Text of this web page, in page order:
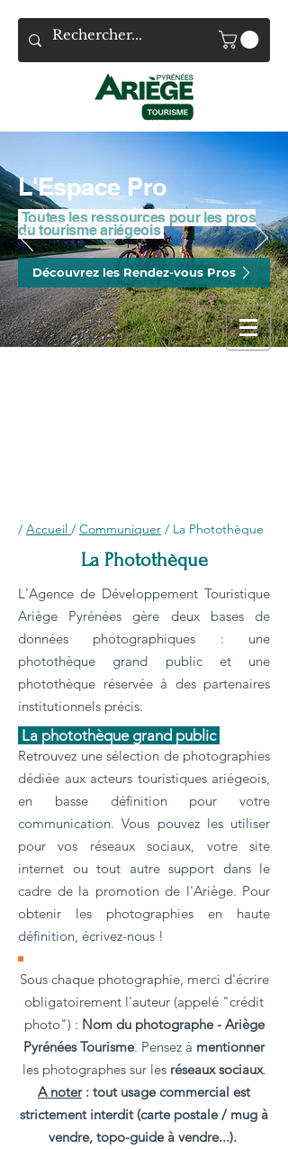
L'Espace Pro
Toutes les ressources pour les pros
du tourisme ariégeois
Découvrez les Rendez-vous Pros
/ Accueil / Communiquer / La Photothèque
La Photothèque
L'Agence de Développement Touristique
Ariège Pyrénées gère deux bases de
données photographiques : une
photothèque grand public et une
photothèque réservée à des partenaires
institutionnels précis.
La photothèque grand public
Retrouvez une sélection de photographies
dédiée aux acteurs touristiques ariégeois,
en basse définition pour votre
communication. Vous pouvez les utiliser
pour vos réseaux sociaux, votre site
internet ou tout autre support dans le
cadre de la promotion de l'Ariège. Pour
obtenir les photographies en haute
définition, écrivez-nous !
Sous chaque photographie, merci d'écrire
obligatoirement l'auteur (appelé "crédit
photo") : Nom du photographe - Ariège
Pyrénées Tourisme. Pensez à mentionner
les photographes sur les réseaux sociaux.
A noter: tout usage commercial est
strictement interdit (carte postale / mug à
vendre, topo-guide à vendre...).